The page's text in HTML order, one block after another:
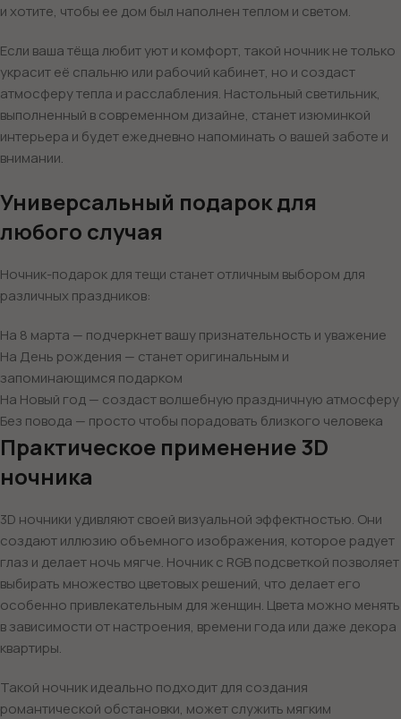
и хотите, чтобы ее дом был наполнен теплом и светом.
Если ваша тёща любит уют и комфорт, такой ночник не только
украсит её спальню или рабочий кабинет, но и создаст
атмосферу тепла и расслабления. Настольный светильник,
выполненный в современном дизайне, станет изюминкой
интерьера и будет ежедневно напоминать о вашей заботе и
внимании.
Универсальный подарок для
любого случая
Ночник-подарок для тещи станет отличным выбором для
различных праздников:
На 8 марта — подчеркнет вашу признательность и уважение
На День рождения — станет оригинальным и
запоминающимся подарком
На Новый год — создаст волшебную праздничную атмосферу
Без повода — просто чтобы порадовать близкого человека
Практическое применение 3D
ночника
3D ночники удивляют своей визуальной эффектностью. Они
создают иллюзию объемного изображения, которое радует
глаз и делает ночь мягче. Ночник с RGB подсветкой позволяет
выбирать множество цветовых решений, что делает его
особенно привлекательным для женщин. Цвета можно менять
в зависимости от настроения, времени года или даже декора
квартиры.
Такой ночник идеально подходит для создания
романтической обстановки, может служить мягким